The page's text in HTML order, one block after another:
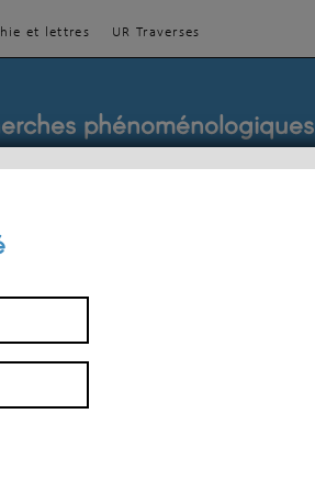
et lettres UR Traverses
phénoménologiques